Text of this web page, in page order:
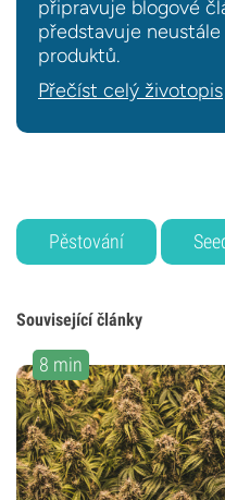
připravuje blogové
představuje
produktů.
Přečíst celý životopis
Pěstování
Související články
8 min